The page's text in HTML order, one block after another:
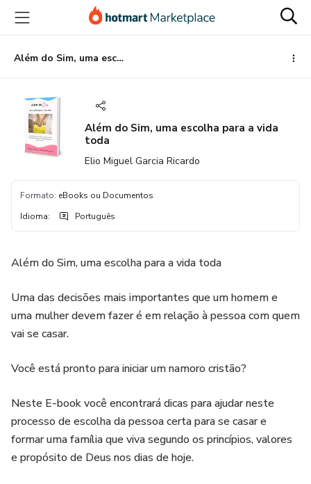
para
conteúdo
principal
para
pagamento
para
rodapé
Além do Sim, uma escolha para a vida toda
Além do Sim, uma escolha para a vida
toda
Elio Miguel Garcia Ricardo
Formato: eBooks ou Documentos
Idioma: Português
Além do Sim, uma escolha para a vida toda
Uma das decisões mais importantes que um homem e
uma mulher devem fazer é em relação à pessoa com quem
vai se casar.
Você está pronto para iniciar um namoro cristão?
Neste E-book você encontrará dicas para ajudar neste
processo de escolha da pessoa certa para se casar e
formar uma família que viva segundo os princípios, valores
e propósito de Deus nos dias de hoje.